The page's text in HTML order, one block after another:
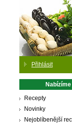
Přihlásit
Nabízíme
Recepty
Novinky
Nejoblíbenější